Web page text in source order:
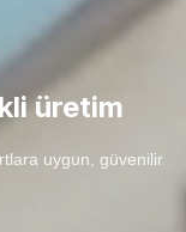
üretim
uygun, güvenilir